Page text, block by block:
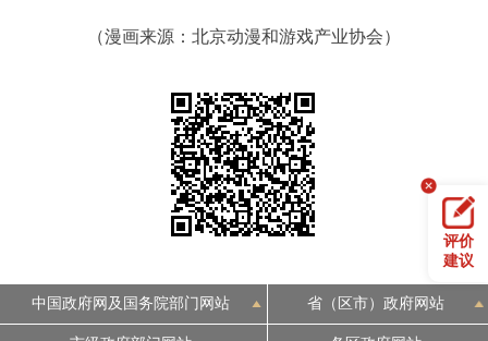
（漫画来源：北京动漫和游戏产业协会）
评价
建议
中国政府网及国务院部门网站 省（区市）政府网站